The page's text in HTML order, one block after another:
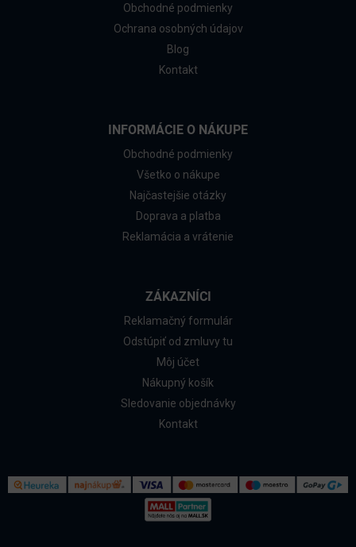
Obchodné podmienky
Ochrana osobných údajov
Blog
Kontakt
INFORMÁCIE O NÁKUPE
Obchodné podmienky
Všetko o nákupe
Najčastejšie otázky
Doprava a platba
Reklamácia a vrátenie
ZÁKAZNÍCI
Reklamačný formulár
Odstúpiť od zmluvy tu
Môj účet
Nákupný košík
Sledovanie objednávky
Kontakt